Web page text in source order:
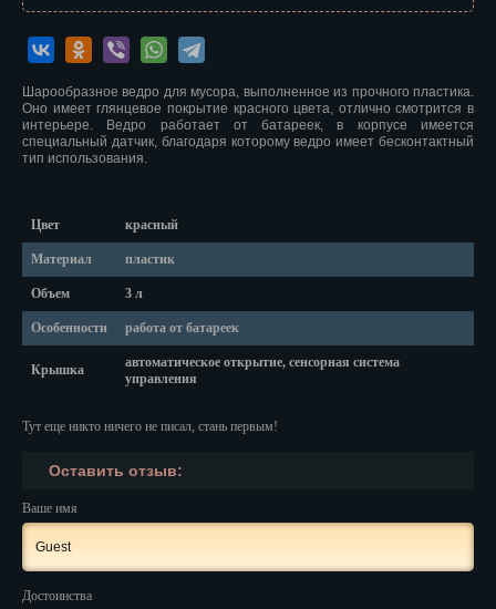
Кемерово
Шарообразное ведро для мусора, выполненное из прочного пластика.
Оно имеет глянцевое покрытие красного цвета, отлично смотрится в
интерьере. Ведро работает от батареек, в корпусе имеется
специальный датчик, благодаря которому ведро имеет бесконтактный
тип использования.
Цвет красный
Материал пластик
Объем 3 л
Особенности работа от батареек
Крышка
автоматическое открытие, сенсорная система
управления
Тут еще никто ничего не писал, стань первым!
Оставить отзыв:
Ваше имя
Достоинства